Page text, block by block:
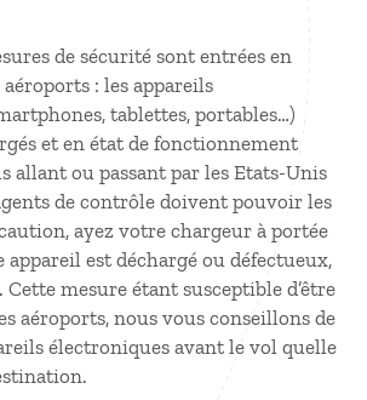
de sécurité sont entrées en
: les appareils
tablettes, portables…)
et en état de fonctionnement
allant ou passant par les Etats-Unis
de contrôle doivent pouvoir les
ayez votre chargeur à portée
appareil est déchargé ou défectueux,
mesure étant susceptible d’être
aéroports, nous vous conseillons de
électroniques avant le vol quelle